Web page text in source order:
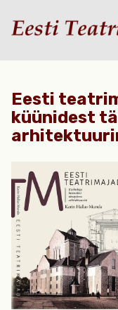
Eesti
küünidest